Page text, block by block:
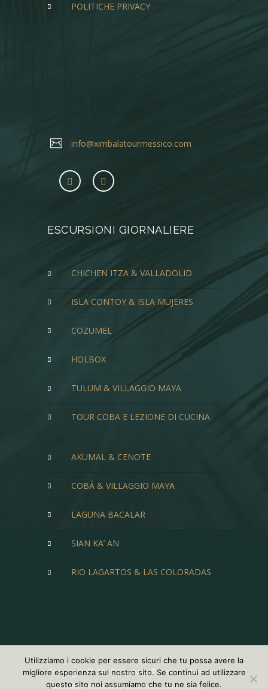
POLITICHE PRIVACY
info@ximbalatourmessico.com
ESCURSIONI GIORNALIERE
CHICHEN ITZA & VALLADOLID
ISLA CONTOY & ISLA MUJERES
COZUMEL
HOLBOX
TULUM & VILLAGGIO MAYA
TOUR COBA E LEZIONE DI CUCINA
AKUMAL & CENOTE
COBÁ & VILLAGGIO MAYA
LAGUNA BACALAR
SIAN KA’ AN
RIO LAGARTOS & LAS COLORADAS
Copyright © 2025 Ximbala Tours in Messico
- All rights reserved. Designed byIntuika
Utilizziamo i cookie per essere sicuri che tu possa avere la
migliore esperienza sul nostro sito. Se continui ad utilizzare
questo sito noi assumiamo che tu ne sia felice.